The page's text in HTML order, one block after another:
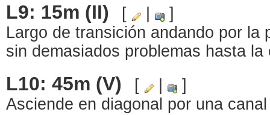
L9: 15m (II) [
]
Largo de transición andando por la
sin demasiados problemas hasta
L10: 45m (V) [
]
Asciende en diagonal por una